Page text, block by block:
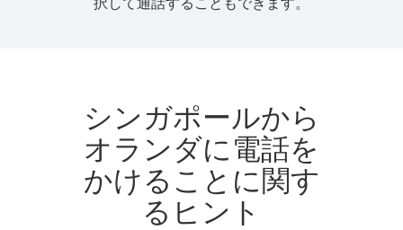
シンガポールから
オランダに電話を
かけることに関す
るヒント